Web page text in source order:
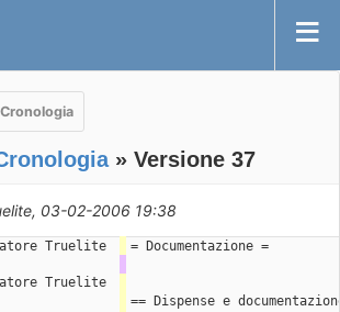
Cronologia
» Versione 37
03-02-2006 19:38
Truelite
= Documentazione =
Truelite
== Dispense e